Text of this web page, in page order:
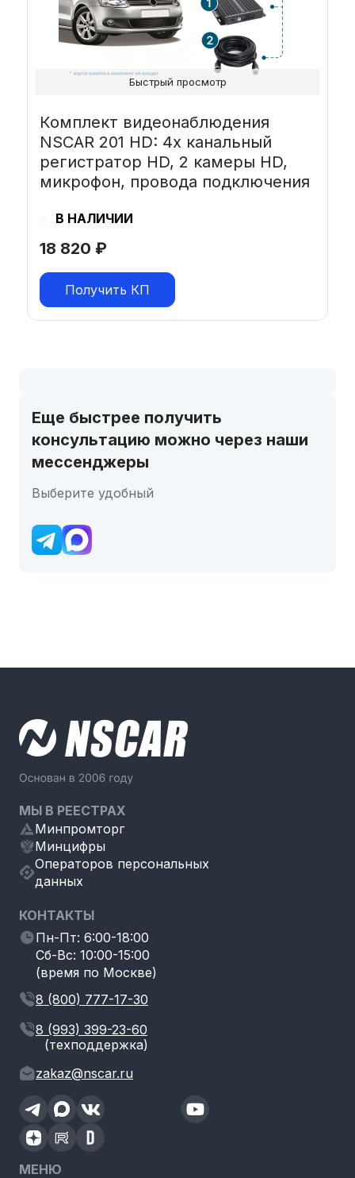
18 820 ₽
Комплект видеонаблюдения
NSCAR 201 HD: 4х канальный
регистратор HD, 2 камеры HD,
микрофон, провода подключения
В НАЛИЧИИ
Получить КП
Быстрый просмотр
Еще быстрее получить
консультацию можно через наши
мессенджеры
Выберите удобный
МЫ В РЕЕСТРАХ
Минпромторг
Минцифры
Операторов персональных
данных
КОНТАКТЫ
Пн-Пт: 6:00-18:00
Сб-Вс: 10:00-15:00
(время по Москве)
8 (800) 777-17-30
8 (993) 399-23-60
(техподдержка)
zakaz@nscar.ru
МЕНЮ